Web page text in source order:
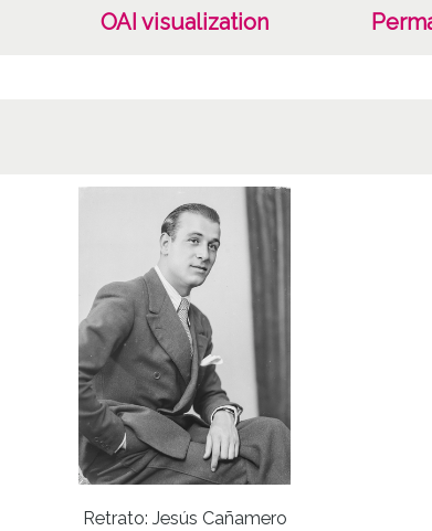
OAI visualization
Retrato: Jesús Cañamero